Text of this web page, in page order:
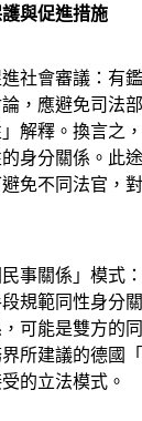
與促進措施
社會審議：有
，應避免司法
解釋。換言之
的身分關係。此
免不同法官，
事關係」模式
規範同性身分
可能是雙方的
所建議的德國
的立法模式。